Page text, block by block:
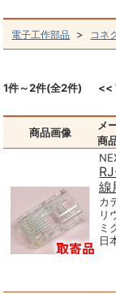
電子工作部品 > コネ
1件～2件(全2件) <<
商品画像
メ
商
カ
リ
ミ
日